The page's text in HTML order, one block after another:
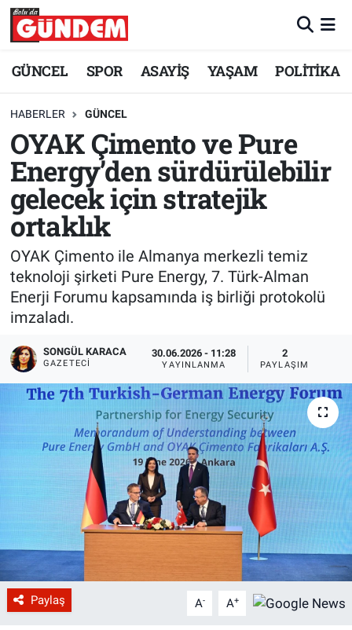
GÜNCEL SPOR ASAYİŞ YAŞAM POLİTİKA
HABERLER GÜNCEL
OYAK Çimento ve Pure
Energy’den sürdürülebilir
gelecek için stratejik
ortaklık
OYAK Çimento ile Almanya merkezli temiz
teknoloji şirketi Pure Energy, 7. Türk-Alman
Enerji Forumu kapsamında iş birliği protokolü
imzaladı.
SONGÜL KARACA
GAZETECI
30.06.2026 - 11:28
YAYINLANMA
2
PAYLAŞIM
Paylaş A- A+
Merkez Nöbetçi Eczaneler
Merkez Trafik Yoğunluk Haritası
Süper Lig Puan Durumu ve Fikstür
Tüm Manşetler
Son Dakika Haberleri
Haber Arşivi